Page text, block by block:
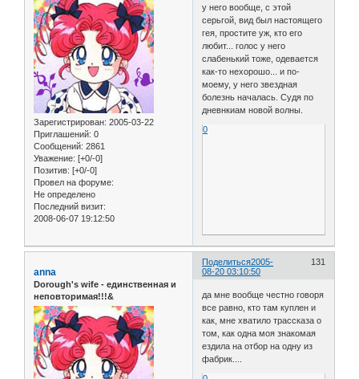
Зарегистрирован: 2005-03-22
Приглашений: 0
Сообщений: 2861
Уважение: [+0/-0]
Позитив: [+0/-0]
Провел на форуме:
Не определено
Последний визит:
2008-06-07 19:12:50
у него вообще, с этой
серьгой, вид был настоящего
гея, простите уж, кто его
любит... голос у него
слабенький тоже, одевается
как-то нехорошо... и по-
моему, у него звездная
болезнь началась. Судя по
дневнкиам новой волны.
0
Поделиться 131
2005-
08-20 03:10:50
anna
Dorough's wife - единственная и
неповторимая!!!&
да мне вообще честно говоря
все равно, кто там куплен и
как, мне хватило трассказа о
том, как одна моя знакомая
ездила на отбор на одну из
фабрик....